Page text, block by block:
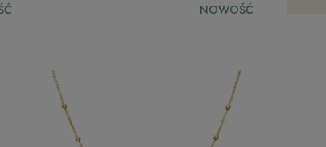
NOWOŚĆ